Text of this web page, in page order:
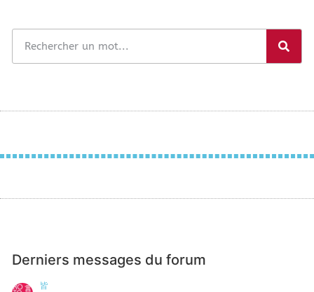
Derniers messages du forum
皆